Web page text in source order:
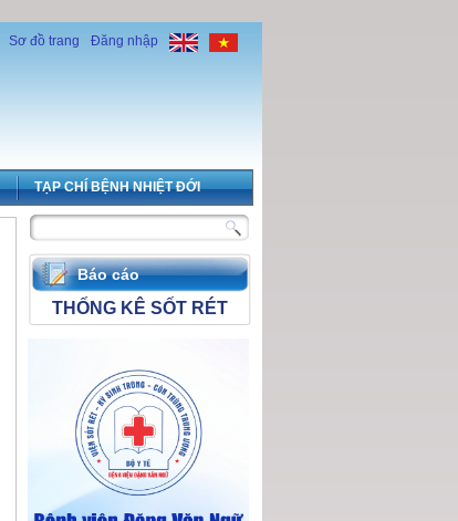
Sơ đồ trang Đăng nhập
TẠP CHÍ BỆNH NHIỆT ĐỚI
Báo cáo
THỐNG KÊ SỐT RÉT